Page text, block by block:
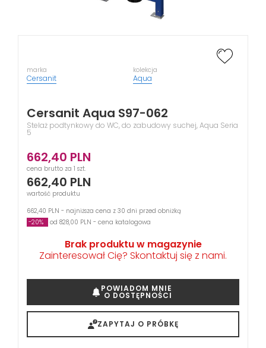
marka
Cersanit
kolekcja
Aqua
Cersanit Aqua S97-062
Stelaż podtynkowy do WC, do zabudowy suchej, Aqua Seria
5
662,40 PLN
cena brutto za 1 szt.
662,40 PLN
wartość produktu
662,40 PLN - najniższa cena z 30 dni przed obniżką
-20%
od 828,00 PLN - cena katalogowa
Brak produktu w magazynie
Zainteresował Cię? Skontaktuj się z nami.
POWIADOM MNIE
O DOSTĘPNOŚCI
ZAPYTAJ O PRÓBKĘ